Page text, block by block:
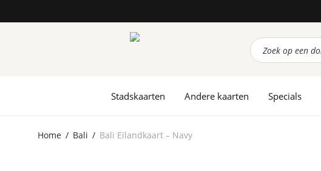
Producten
zoeken
Stadskaarten Andere kaarten Specials
Home / Bali / Bali Eilandkaart – Navy